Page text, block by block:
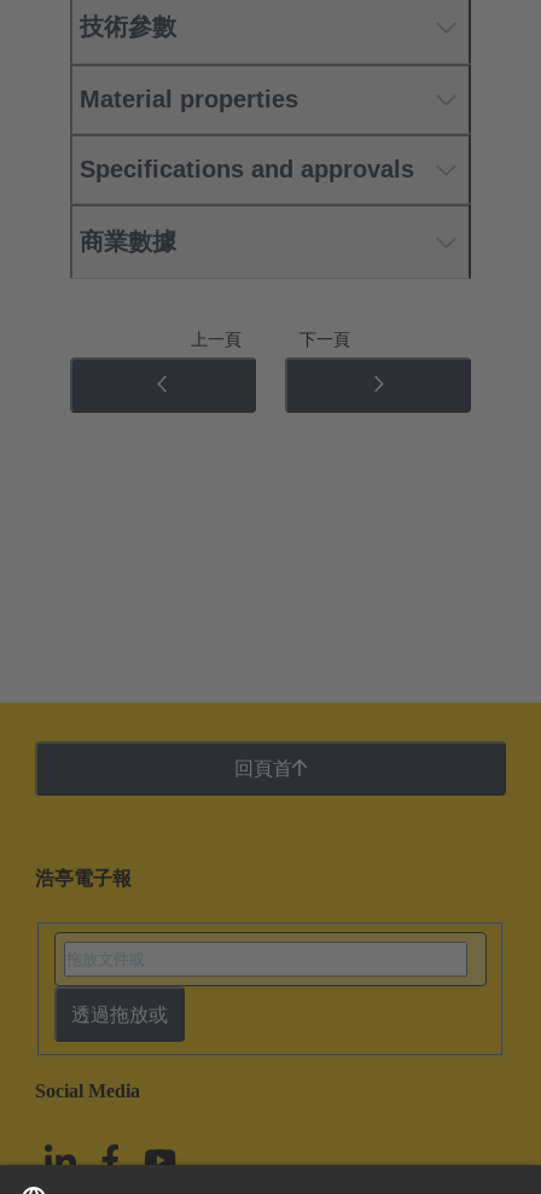
技術參數
Material properties
Specifications and approvals
商業數據
上一頁 下一頁
回頁首
浩亭電子報
透過拖放或
Social Media